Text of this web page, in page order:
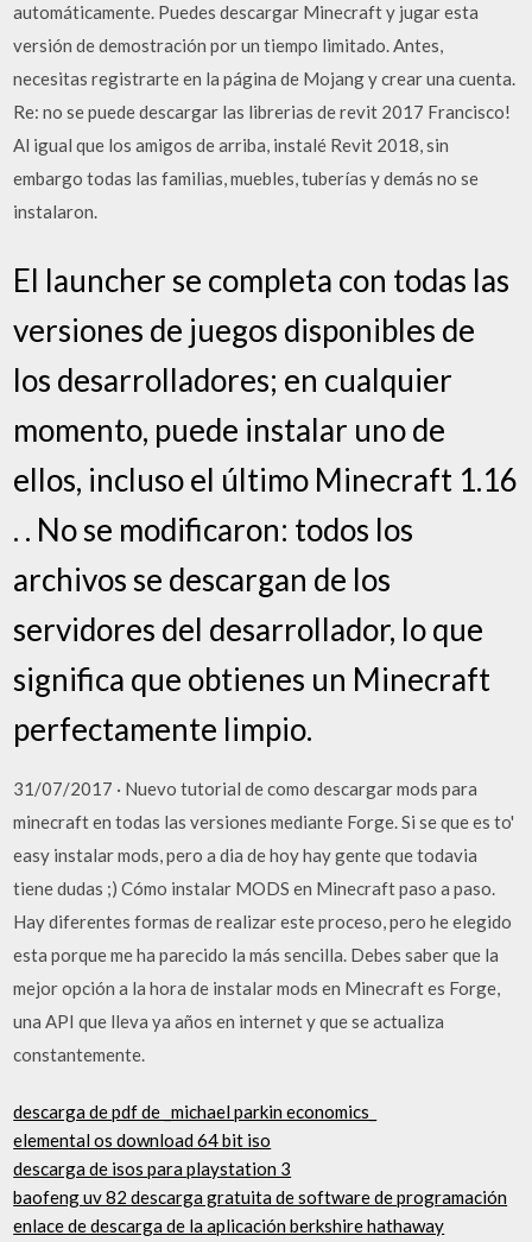
automáticamente. Puedes descargar Minecraft y jugar esta
versión de demostración por un tiempo limitado. Antes,
necesitas registrarte en la página de Mojang y crear una cuenta.
Re: no se puede descargar las librerias de revit 2017 Francisco!
Al igual que los amigos de arriba, instalé Revit 2018, sin
embargo todas las familias, muebles, tuberías y demás no se
instalaron.
El launcher se completa con todas las
versiones de juegos disponibles de
los desarrolladores; en cualquier
momento, puede instalar uno de
ellos, incluso el último Minecraft 1.16
. . No se modificaron: todos los
archivos se descargan de los
servidores del desarrollador, lo que
significa que obtienes un Minecraft
perfectamente limpio.
31/07/2017 · Nuevo tutorial de como descargar mods para
minecraft en todas las versiones mediante Forge. Si se que es to'
easy instalar mods, pero a dia de hoy hay gente que todavia
tiene dudas ;) Cómo instalar MODS en Minecraft paso a paso.
Hay diferentes formas de realizar este proceso, pero he elegido
esta porque me ha parecido la más sencilla. Debes saber que la
mejor opción a la hora de instalar mods en Minecraft es Forge,
una API que lleva ya años en internet y que se actualiza
constantemente.
descarga de pdf de _michael parkin economics_
elemental os download 64 bit iso
descarga de isos para playstation 3
baofeng uv 82 descarga gratuita de software de programación
enlace de descarga de la aplicación berkshire hathaway